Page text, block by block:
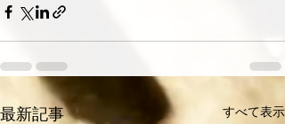
最新記事 すべて表示